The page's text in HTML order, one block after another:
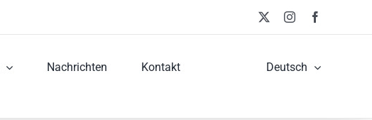
Instagram
Nachrichten Kontakt Deutsch